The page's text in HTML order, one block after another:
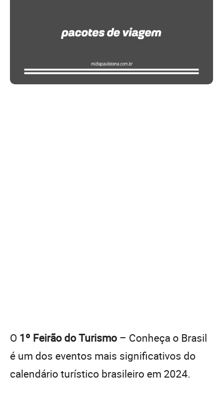
O 1º Feirão do Turismo – Conheça o Brasil
é um dos eventos mais significativos do
calendário turístico brasileiro em 2024.